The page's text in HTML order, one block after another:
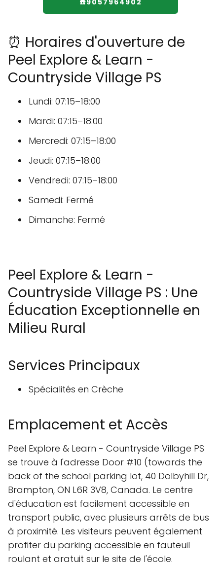
☎️9057964902
⏰ Horaires d'ouverture de
Peel Explore & Learn -
Countryside Village PS
Lundi: 07:15–18:00
Mardi: 07:15–18:00
Mercredi: 07:15–18:00
Jeudi: 07:15–18:00
Vendredi: 07:15–18:00
Samedi: Fermé
Dimanche: Fermé
Peel Explore & Learn -
Countryside Village PS : Une
Éducation Exceptionnelle en
Milieu Rural
Services Principaux
Spécialités en Crèche
Emplacement et Accès
Peel Explore & Learn - Countryside Village PS
se trouve à l'adresse Door #10 (towards the
back of the school parking lot, 40 Dolbyhill Dr,
Brampton, ON L6R 3V8, Canada. Le centre
d'éducation est facilement accessible en
transport public, avec plusieurs arrêts de bus
à proximité. Les visiteurs peuvent également
profiter du parking accessible en fauteuil
roulant et gratuit sur le site de l'école.